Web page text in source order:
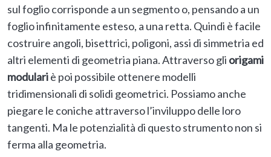
sul foglio corrisponde a un segmento o, pensando a un
foglio infinitamente esteso, a una retta. Quindi è facile
costruire angoli, bisettrici, poligoni, assi di simmetria ed
altri elementi di geometria piana. Attraverso gli origami
modulariè poi possibile ottenere modelli
tridimensionali di solidi geometrici. Possiamo anche
piegare le coniche attraverso l’inviluppo delle loro
tangenti. Ma le potenzialità di questo strumento non si
ferma alla geometria.